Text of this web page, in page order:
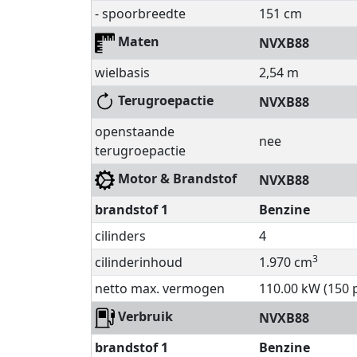
- spoorbreedte
151 cm
Maten
NVXB88
wielbasis
2,54 m
Terugroepactie
NVXB88
openstaande
terugroepactie
nee
Motor & Brandstof
NVXB88
brandstof 1
Benzine
cilinders
4
cilinderinhoud
1.970 cm3
netto max. vermogen
110.00 kW (150
Verbruik
NVXB88
brandstof 1
Benzine